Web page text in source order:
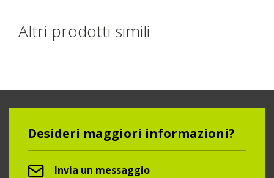
Altri prodotti simili
Desideri maggiori informazioni?
Invia un messaggio